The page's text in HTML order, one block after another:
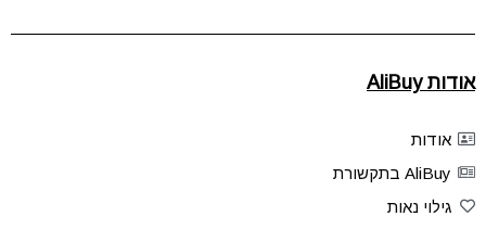
אודות AliBuy
אודות
AliBuy בתקשורת
גילוי נאות